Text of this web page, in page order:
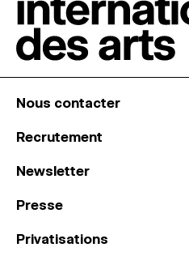
Nous contacter
Recrutement
Newsletter
Presse
Privatisations